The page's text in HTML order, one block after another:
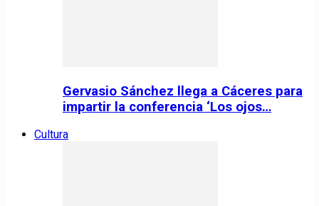
Gervasio Sánchez llega a Cáceres para
impartir la conferencia ‘Los ojos…
Cultura